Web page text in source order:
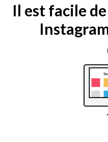
Il est facile